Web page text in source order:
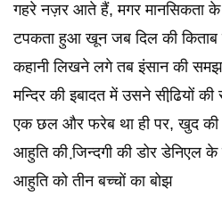
गहरे नज़र आते हैं, मगर मानसिकता के
टपकता हुआ खून जब दिल की किताब
कहानी लिखने लगे तब इंसान की
मन्दिर की इबादत में उसने सीढि़यों
एक छल और फरेब था ही पर, खुद की
आहुति की जि़न्दगी की डोर डेनिएल
आहुति को तीन बच्चों का बोझ